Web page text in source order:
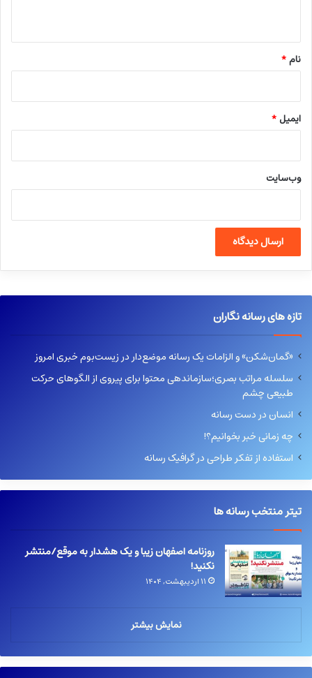
نام*
ایمیل*
وب‌سایت
تازه های رسانه نگاران
«گمان‌شکن» و الزامات یک رسانه موضع‌دار در زیست‌بوم خبری امروز
سلسله مراتب بصری؛سازماندهی محتوا برای پیروی از الگوهای حرکت
طبیعی چشم
انسان در دست رسانه
چه زمانی خبر بخوانیم؟!
استفاده از تفکر طراحی در گرافیک رسانه
تیتر منتخب رسانه ها
روزنامه اصفهان زیبا و یک هشدار به موقع/منتشر
نکنید!
۱۱ اردیبهشت, ۱۴۰۴
نمایش بیشتر